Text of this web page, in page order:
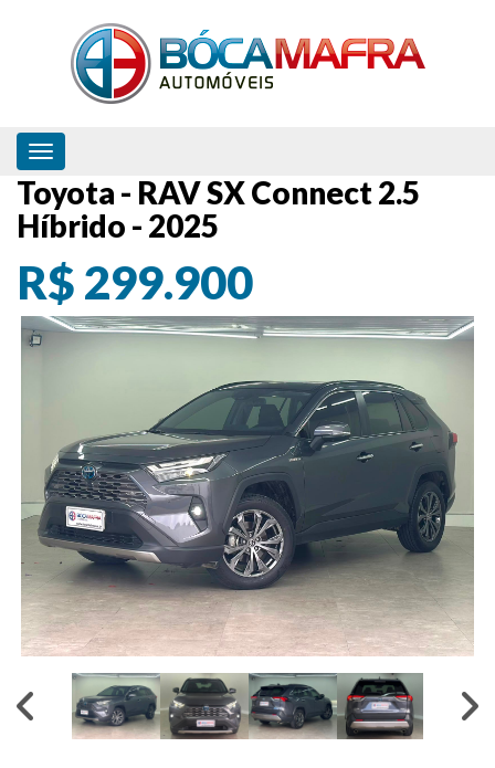
Toggle navigation
Toyota - RAV SX Connect 2.5
Híbrido - 2025
R$ 299.900